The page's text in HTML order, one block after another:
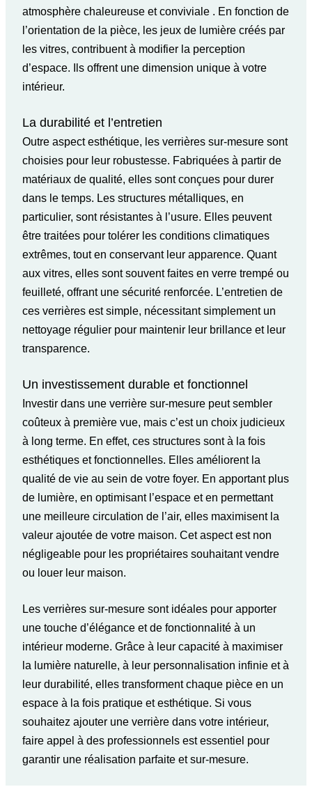
atmosphère chaleureuse et conviviale . En fonction de
l’orientation de la pièce, les jeux de lumière créés par
les vitres, contribuent à modifier la perception
d’espace. Ils offrent une dimension unique à votre
intérieur.
La durabilité et l’entretien
Outre aspect esthétique, les verrières sur-mesure sont
choisies pour leur robustesse. Fabriquées à partir de
matériaux de qualité, elles sont conçues pour durer
dans le temps. Les structures métalliques, en
particulier, sont résistantes à l’usure. Elles peuvent
être traitées pour tolérer les conditions climatiques
extrêmes, tout en conservant leur apparence. Quant
aux vitres, elles sont souvent faites en verre trempé ou
feuilleté, offrant une sécurité renforcée. L’entretien de
ces verrières est simple, nécessitant simplement un
nettoyage régulier pour maintenir leur brillance et leur
transparence.
Un investissement durable et fonctionnel
Investir dans une verrière sur-mesure peut sembler
coûteux à première vue, mais c’est un choix judicieux
à long terme. En effet, ces structures sont à la fois
esthétiques et fonctionnelles. Elles améliorent la
qualité de vie au sein de votre foyer. En apportant plus
de lumière, en optimisant l’espace et en permettant
une meilleure circulation de l’air, elles maximisent la
valeur ajoutée de votre maison. Cet aspect est non
négligeable pour les propriétaires souhaitant vendre
ou louer leur maison.
Les verrières sur-mesure sont idéales pour apporter
une touche d’élégance et de fonctionnalité à un
intérieur moderne. Grâce à leur capacité à maximiser
la lumière naturelle, à leur personnalisation infinie et à
leur durabilité, elles transforment chaque pièce en un
espace à la fois pratique et esthétique. Si vous
souhaitez ajouter une verrière dans votre intérieur,
faire appel à des professionnels est essentiel pour
garantir une réalisation parfaite et sur-mesure.